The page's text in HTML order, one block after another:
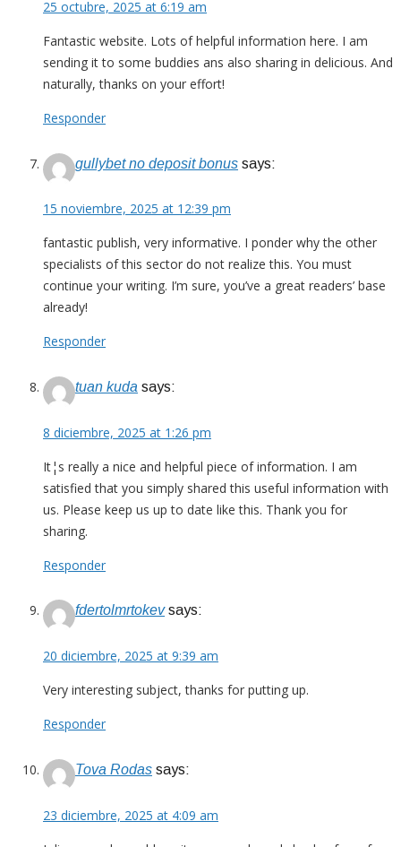
25 octubre, 2025 at 6:19 am
Fantastic website. Lots of helpful information here. I am
sending it to some buddies ans also sharing in delicious. And
naturally, thanks on your effort!
Responder
gullybet no deposit bonus says:
15 noviembre, 2025 at 12:39 pm
fantastic publish, very informative. I ponder why the other
specialists of this sector do not realize this. You must
continue your writing. I’m sure, you’ve a great readers’ base
already!
Responder
tuan kuda says:
8 diciembre, 2025 at 1:26 pm
It¦s really a nice and helpful piece of information. I am
satisfied that you simply shared this useful information with
us. Please keep us up to date like this. Thank you for
sharing.
Responder
fdertolmrtokev says:
20 diciembre, 2025 at 9:39 am
Very interesting subject, thanks for putting up.
Responder
Tova Rodas says:
23 diciembre, 2025 at 4:09 am